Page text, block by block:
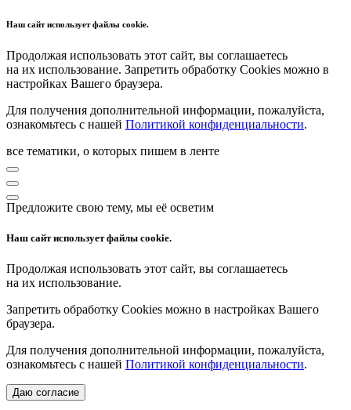
Наш сайт использует файлы cookie.
Продолжая использовать этот сайт, вы соглашаетесь
на их использование. Запретить обработку Cookies можно в
настройках Вашего браузера.
Для получения дополнительной информации, пожалуйста,
ознакомьтесь с нашей Политикой конфиденциальности.
все тематики, о которых пишем в ленте
Предложите свою тему, мы её осветим
Наш сайт использует файлы cookie.
Продолжая использовать этот сайт, вы соглашаетесь
на их использование.
Запретить обработку Cookies можно в настройках Вашего
браузера.
Для получения дополнительной информации, пожалуйста,
ознакомьтесь с нашей Политикой конфиденциальности.
Даю согласие